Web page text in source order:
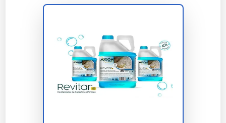
volume. Limpa Pedra Sanlimp, Ivaclean, Pedrex,
Miracema e Cris Agua têm preços distintos.
Comparação de preços por
volume